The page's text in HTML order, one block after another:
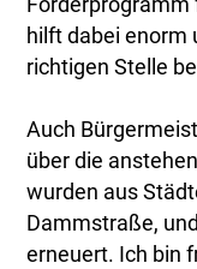
hilft dabei enorm
richtigen Stelle
Auch
über die
wurden aus
Dammstraße,
erneuert. Ich bin